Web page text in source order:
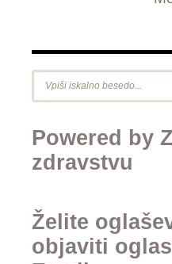
Powered by
zdravstvu
Želite
objaviti